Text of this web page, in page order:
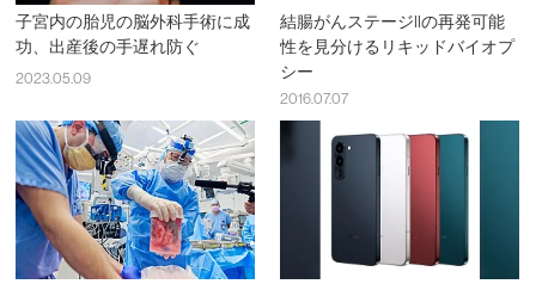
子宮内の胎児の脳外科手術に成
功、出産後の手遅れ防ぐ
2023.05.09
結腸がんステージIIの再発可能
性を見分けるリキッドバイオプ
シー
2016.07.07